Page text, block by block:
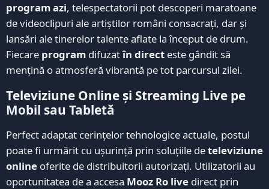
program azi, telespectatorii pot descoperi maratoane
de videoclipuri ale artiștilor români consacrați, dar și
lansări ale tinerelor talente aflate la început de drum.
Fiecare program difuzatîn direct este gândit să
mențină o atmosferă vibrantă pe tot parcursul zilei.
Televiziune Online și Streaming Live pe
Mobil sau Tabletă
Perfect adaptat cerințelor tehnologice actuale, postul
poate fi urmărit cu ușurință prin soluțiile deteleviziune
online oferite de distribuitorii autorizați. Utilizatorii au
oportunitatea de a accesa Mooz Ro live direct prin